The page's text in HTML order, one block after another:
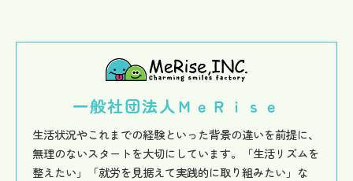
一般社団法人ＭｅＲｉｓｅ
生活状況やこれまでの経験といった背景の違いを前提に、
無理のないスタートを大切にしています。「生活リズムを
整えたい」「就労を見据えて実践的に取り組みたい」な